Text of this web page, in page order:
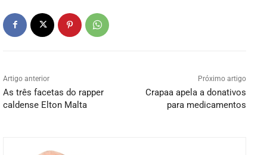
Artigo anterior
As três facetas do rapper
caldense Elton Malta
Próximo artigo
Crapaa apela a donativos
para medicamentos